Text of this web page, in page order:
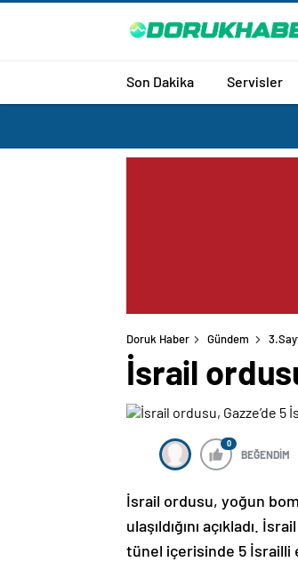
Son Dakika Servisler
Doruk Haber Gündem
İsrail
0
BEĞENDİM
İsrail ordusu, yoğun
ulaşıldığını açıkladı.
tünel içerisinde 5 İsrailli